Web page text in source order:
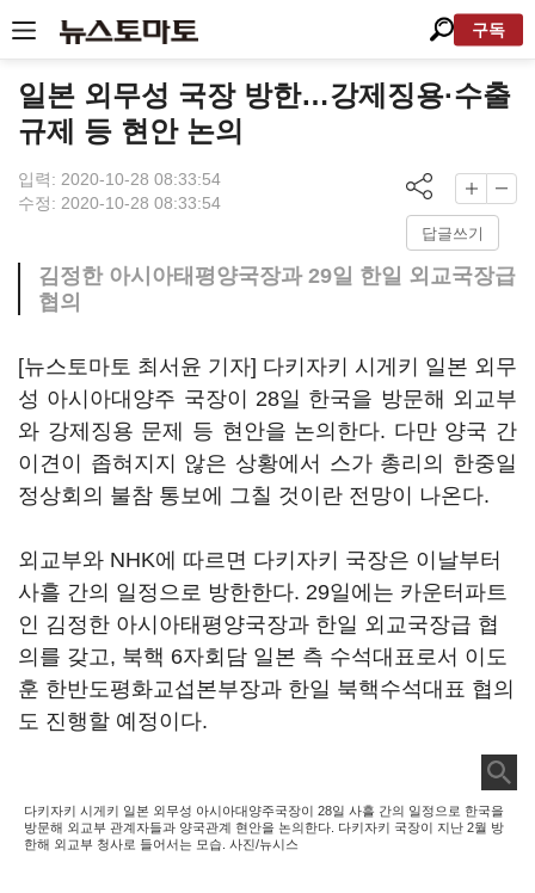
구독
일본 외무성 국장 방한…강제징용·수출
규제 등 현안 논의
입력: 2020-10-28 08:33:54
수정: 2020-10-28 08:33:54
답글쓰기
김정한 아시아태평양국장과 29일 한일 외교국장급
협의
[뉴스토마토 최서윤 기자] 다키자키 시게키 일본 외무
성 아시아대양주 국장이 28일 한국을 방문해 외교부
와 강제징용 문제 등 현안을 논의한다. 다만 양국 간
이견이 좁혀지지 않은 상황에서 스가 총리의 한중일
정상회의 불참 통보에 그칠 것이란 전망이 나온다.
외교부와 NHK에 따르면 다키자키 국장은 이날부터
사흘 간의 일정으로 방한한다. 29일에는 카운터파트
인 김정한 아시아태평양국장과 한일 외교국장급 협
의를 갖고, 북핵 6자회담 일본 측 수석대표로서 이도
훈 한반도평화교섭본부장과 한일 북핵수석대표 협의
도 진행할 예정이다.
다키자키 시게키 일본 외무성 아시아대양주국장이 28일 사흘 간의 일정으로 한국을
방문해 외교부 관계자들과 양국관계 현안을 논의한다. 다키자키 국장이 지난 2월 방
한해 외교부 청사로 들어서는 모습. 사진/뉴시스